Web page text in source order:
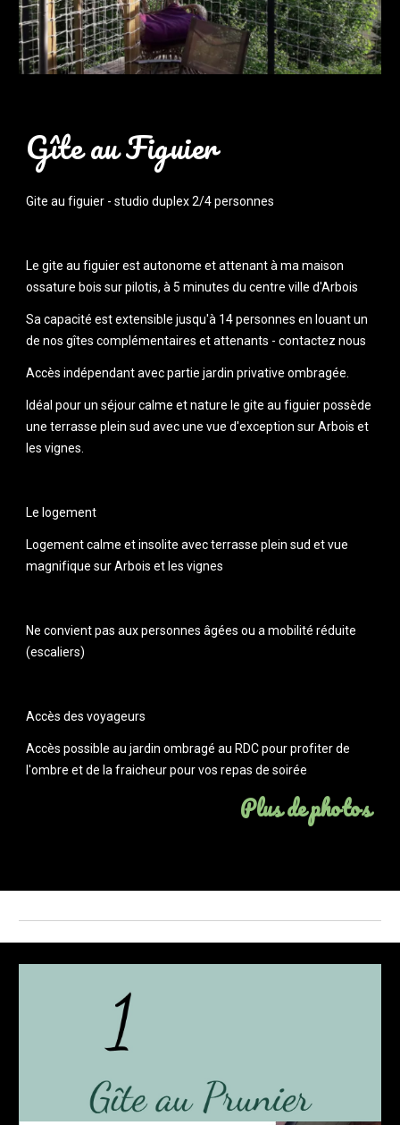
Gîte au Figuier
Gite au figuier - studio duplex 2/4 personnes
Le gite au figuier est autonome et attenant à ma maison
ossature bois sur pilotis, à 5 minutes du centre ville d'Arbois
Sa capacité est extensible jusqu'à 14 personnes en louant un
de nos gîtes complémentaires et attenants - contactez nous
Accès indépendant avec partie jardin privative ombragée.
Idéal pour un séjour calme et nature le gite au figuier possède
une terrasse plein sud avec une vue d'exception sur Arbois et
les vignes.
Le logement
Logement calme et insolite avec terrasse plein sud et vue
magnifique sur Arbois et les vignes
Ne convient pas aux personnes âgées ou a mobilité réduite
(escaliers)
Accès des voyageurs
Accès possible au jardin ombragé au RDC pour profiter de
l'ombre et de la fraicheur pour vos repas de soirée
Plus de photos